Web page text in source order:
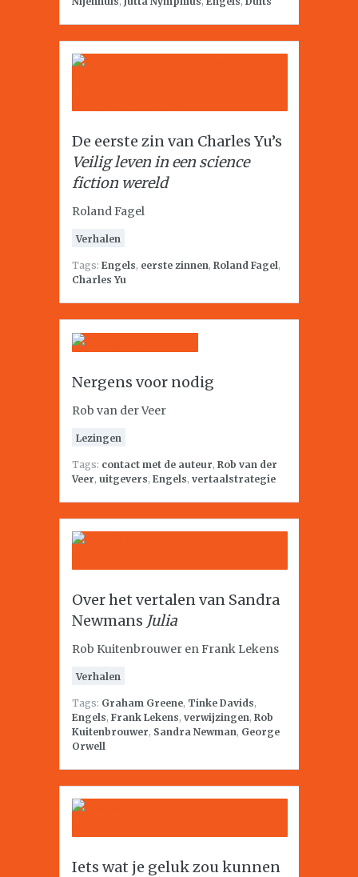
De eerste zin van Charles Yu’s
Veilig leven in een science
fiction wereld
Roland Fagel
Verhalen
Tags: Engels, eerste zinnen, Roland Fagel ,
Charles Yu
Nergens voor nodig
Rob van der Veer
Lezingen
Tags: contact met de auteur, Rob van der
Veer, uitgevers, Engels, vertaalstrategie
Over het vertalen van Sandra
Newmans Julia
Rob Kuitenbrouwer en Frank Lekens
Verhalen
Tags: Graham Greene, Tinke Davids,
Engels, Frank Lekens, verwijzingen, Rob
Kuitenbrouwer, Sandra Newman, George
Orwell
Iets wat je geluk zou kunnen